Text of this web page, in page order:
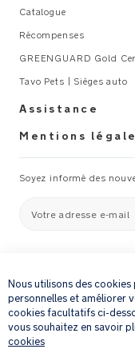
Catalogue
Récompenses
GREENGUARD Gold
Tavo Pets | Sièges auto
Assistance
Mentions
Soyez informé des
Votre adresse e-mail
notre newsletter et des
vous intéresser.
Pour plus de détails sur
personnelles, veuillez
Nous utilisons des
personnelles et améliorer
cookies facultatifs ci-
vous souhaitez en savoir
cookies